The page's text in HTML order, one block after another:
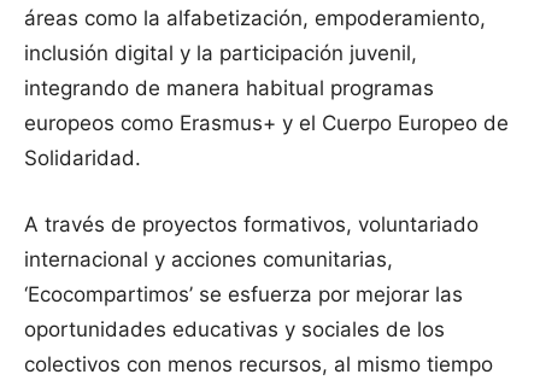
áreas como la alfabetización, empoderamiento,
inclusión digital y la participación juvenil,
integrando de manera habitual programas
europeos como Erasmus+ y el Cuerpo Europeo de
Solidaridad.
A través de proyectos formativos, voluntariado
internacional y acciones comunitarias,
‘Ecocompartimos’ se esfuerza por mejorar las
oportunidades educativas y sociales de los
colectivos con menos recursos, al mismo tiempo